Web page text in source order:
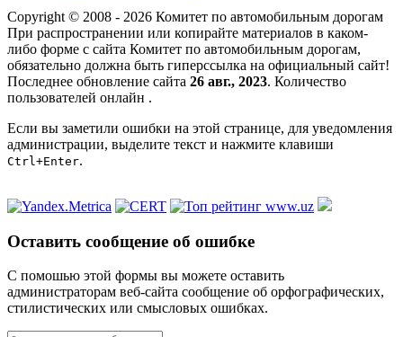
Copyright © 2008 - 2026 Комитет по автомобильным дорогам
При распространении или копирайте материалов в каком-
либо форме с сайта Комитет по автомобильным дорогам,
обязательно должна быть гиперссылка на официальный сайт!
Последнее обновление сайта 26 авг., 2023. Количество
пользователей онлайн .
Если вы заметили ошибки на этой странице, для уведомления
администрации, выделите текст и нажмите клавиши
Ctrl+Enter.
Оставить сообщение об ошибке
С помошью этой формы вы можете оставить
администраторам веб-сайта сообщение об орфографических,
стилистических или смысловых ошибках.